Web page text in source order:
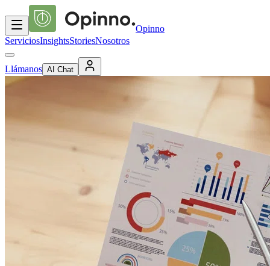
Opinno
ServiciosInsightsStoriesNosotros
Llámanos AI Chat